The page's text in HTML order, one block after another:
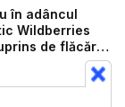
în adâncul
Wildberries
de flăcări